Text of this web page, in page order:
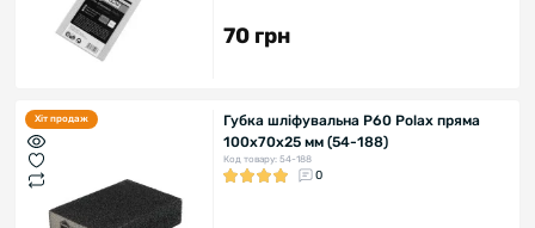
70 грн
Хіт продаж
Губка шліфувальна P60 Polax пряма
100х70х25 мм (54-188)
Код товару: 54-188
0